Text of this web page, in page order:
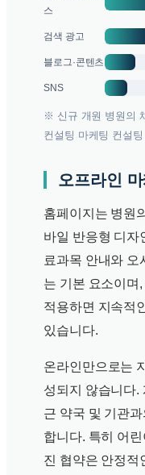
스
검색 광고
블로그·콘텐츠
SNS
※ 신규 개원 병원의
컨설팅 마케팅 컨설
오프라인
홈페이지는 병원
바일 반응형 디자
료과목 안내와
는 기본 요소이며
적용하면 지속적
있습니다.
온라인만으로는
성되지 않습니다.
근 약국 및 기관
합니다. 특히 어
진 협약은 안정적